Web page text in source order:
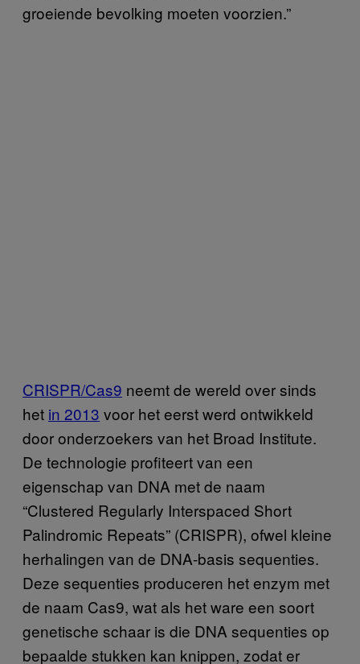
groeiende bevolking moeten voorzien.”
CRISPR/Cas9 neemt de wereld over sinds
het in 2013 voor het eerst werd ontwikkeld
door onderzoekers van het Broad Institute.
De technologie profiteert van een
eigenschap van DNA met de naam
“Clustered Regularly Interspaced Short
Palindromic Repeats” (CRISPR), ofwel kleine
herhalingen van de DNA-basis sequenties.
Deze sequenties produceren het enzym met
de naam Cas9, wat als het ware een soort
genetische schaar is die DNA sequenties op
bepaalde stukken kan knippen, zodat er